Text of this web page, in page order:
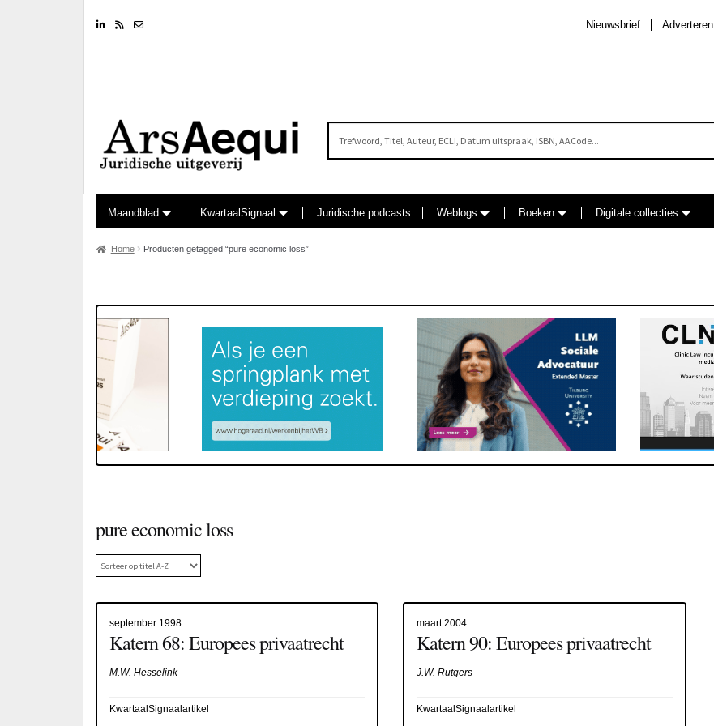
LinkedinRSS feed Adverteren
Nieuwsbrief
Maandblad KwartaalSignaal Juridische podcasts Weblogs Boeken Digitale collecties
Home Producten getagged “pure economic loss”
pure economic loss
september 1998
Katern 68: Europees privaatrecht
M.W. Hesselink
KwartaalSignaalartikel
maart 2004
Katern 90: Europees privaatrecht
J.W. Rutgers
KwartaalSignaalartikel